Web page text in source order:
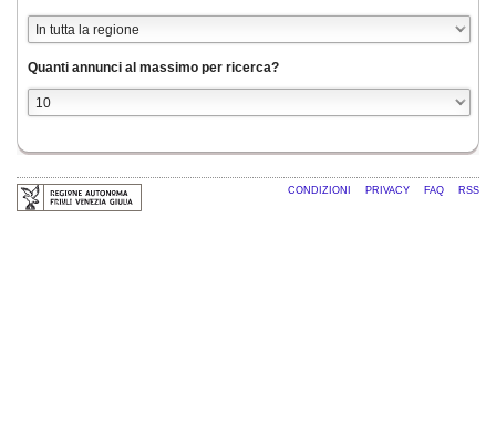
Quanti annunci al massimo per ricerca?
CONDIZIONI PRIVACY FAQ RSS